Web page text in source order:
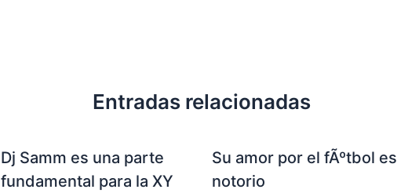
Entradas relacionadas
Dj Samm es una parte
fundamental para la XY
Su amor por el fÃºtbol es
notorio